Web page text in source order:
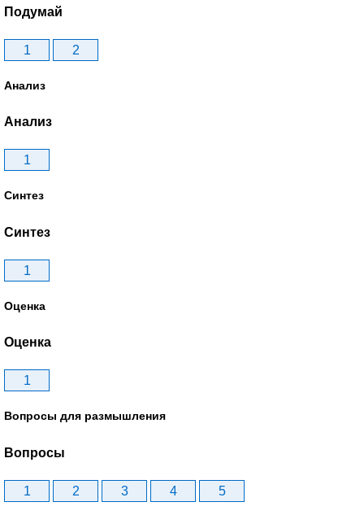
Подумай
1 2
Анализ
Анализ
1
Синтез
Синтез
1
Оценка
Оценка
1
Вопросы для размышления
Вопросы
1 2 3 4 5